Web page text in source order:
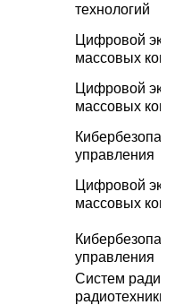
технологий
Цифровой
массовых
Цифровой
массовых
управления
Цифровой
массовых
управления
Систем
радиотехники